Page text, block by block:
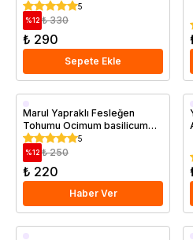
5
%12 ₺ 330
₺ 290
Sepete Ekle
Marul Yapraklı Fesleğen
Tohumu Ocimum basilicum
Crispum
5
%12 ₺ 250
₺ 220
Haber Ver